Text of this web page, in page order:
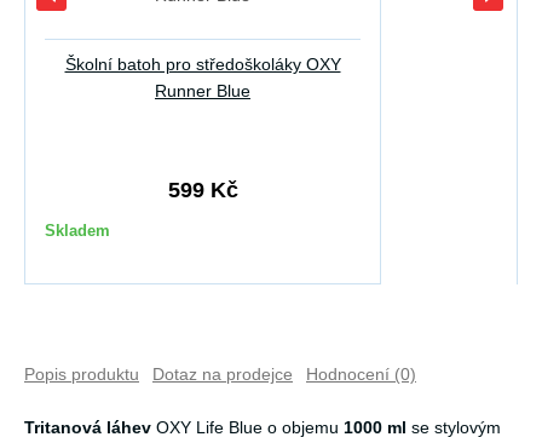
Školní batoh pro středoškoláky OXY
Runner Blue
599 Kč
Skladem
Popis produktu Dotaz na prodejce Hodnocení (0)
Tritanová láhev OXY Life Blue o objemu 1000 ml se stylovým